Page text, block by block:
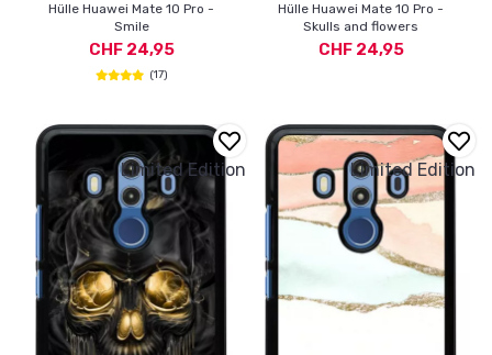
Hülle Huawei Mate 10 Pro -
Smile
CHF 24,95
(17)
Hülle Huawei Mate 10 Pro -
Skulls and flowers
CHF 24,95
Limited Edition Limited Edition